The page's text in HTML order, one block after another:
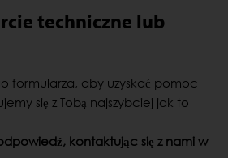
techniczne lub
formularza, aby uzyskać pomoc
się z Tobą najszybciej jak to
kontaktując się z nami w